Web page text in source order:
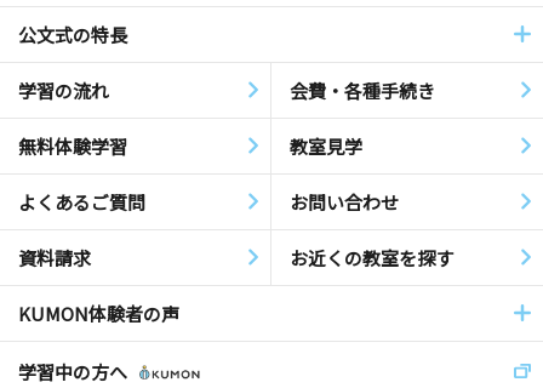
公文式の特長
学習の流れ 会費・各種手続き
無料体験学習 教室見学
よくあるご質問 お問い合わせ
資料請求 お近くの教室を探す
KUMON体験者の声
学習中の方へ